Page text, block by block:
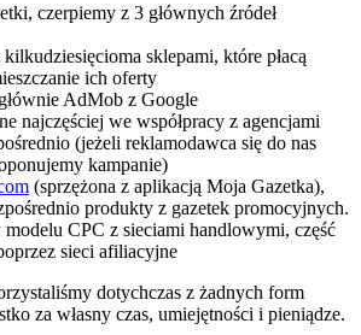
czerpiemy z 3 głównych źródeł
sklepami, które płacą
ich oferty
AdMob z Google
najczęściej we współpracy z agencjami
(jeżeli reklamodawca się do nas
kampanie)
(sprzężona z aplikacją Moja Gazetka),
produkty z gazetek promocyjnych.
CPC z sieciami handlowymi, część
sieci afiliacyjne
dotychczas z żadnych form
za własny czas, umiejętności i pieniądze.